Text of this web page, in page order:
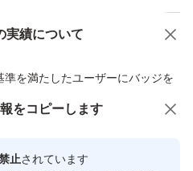
実績について
を満たしたユーザーにバッジを
心・安全なユーザーです
商品への質問
をコピーします
止されています
スメ